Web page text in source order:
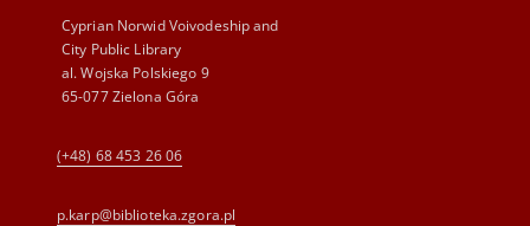
Cyprian Norwid Voivodeship and
City Public Library
al. Wojska Polskiego 9
65-077 Zielona Góra
(+48) 68 453 26 06
p.karp@biblioteka.zgora.pl